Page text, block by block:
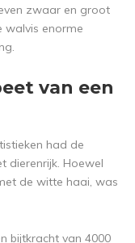
zwaar en groot
walvis enorme
van een
had de
dierenrijk. Hoewel
de witte haai, was
bijtkracht van 4000